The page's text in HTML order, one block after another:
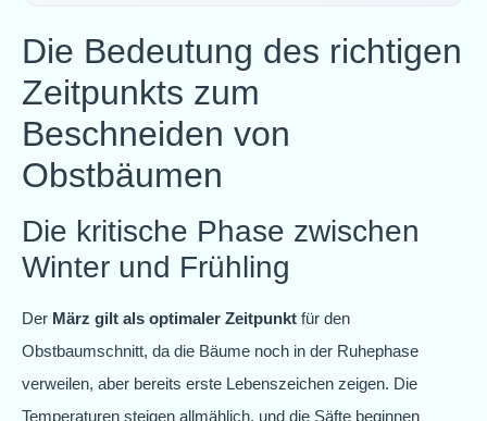
Die Bedeutung des richtigen
Zeitpunkts zum
Beschneiden von
Obstbäumen
Die kritische Phase zwischen
Winter und Frühling
Der März gilt als optimaler Zeitpunkt für den
Obstbaumschnitt, da die Bäume noch in der Ruhephase
verweilen, aber bereits erste Lebenszeichen zeigen. Die
Temperaturen steigen allmählich, und die Säfte beginnen